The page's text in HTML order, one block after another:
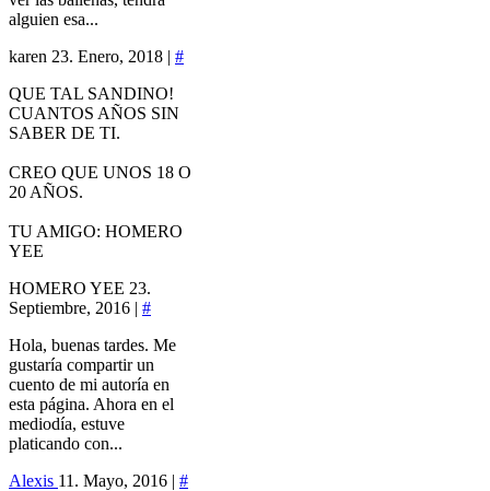
alguien esa...
karen 23. Enero, 2018 | #
QUE TAL SANDINO!
CUANTOS AÑOS SIN
SABER DE TI.
CREO QUE UNOS 18 O
20 AÑOS.
TU AMIGO: HOMERO
YEE
HOMERO YEE 23.
Septiembre, 2016 | #
Hola, buenas tardes. Me
gustaría compartir un
cuento de mi autoría en
esta página. Ahora en el
mediodía, estuve
platicando con...
Alexis 11. Mayo, 2016 | #